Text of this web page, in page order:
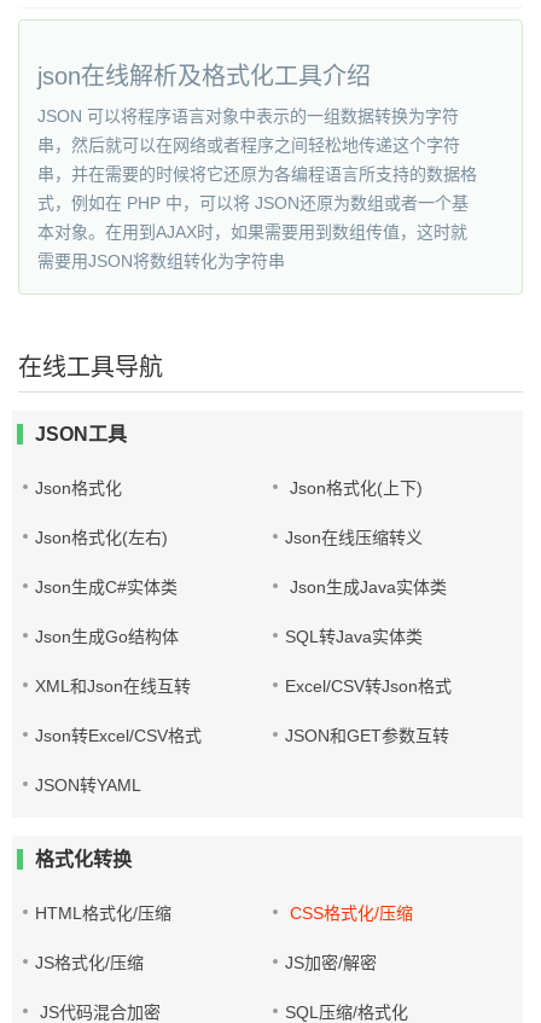
json在线解析及格式化工具介绍
JSON 可以将程序语言对象中表示的一组数据转换为字符
串，然后就可以在网络或者程序之间轻松地传递这个字符
串，并在需要的时候将它还原为各编程语言所支持的数据格
式，例如在 PHP 中，可以将 JSON还原为数组或者一个基
本对象。在用到AJAX时，如果需要用到数组传值，这时就
需要用JSON将数组转化为字符串
在线工具导航
JSON工具
Json格式化 Json格式化(上下)
Json格式化(左右) Json在线压缩转义
Json生成C#实体类 Json生成Java实体类
Json生成Go结构体 SQL转Java实体类
XML和Json在线互转 Excel/CSV转Json格式
Json转Excel/CSV格式 JSON和GET参数互转
JSON转YAML
格式化转换
HTML格式化/压缩 CSS格式化/压缩
JS格式化/压缩 JS加密/解密
JS代码混合加密 SQL压缩/格式化